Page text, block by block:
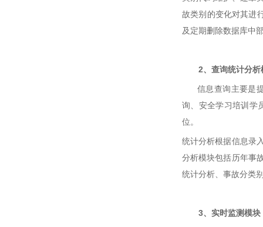
故类别的变化对其进
及定期删除数据库中
2、查询统计分析
信息查询主要是提
询、安全学习培训学
位。
统计分析根据信息录
分析模块包括历年事
统计分析、事故分类
3、实时监测模块